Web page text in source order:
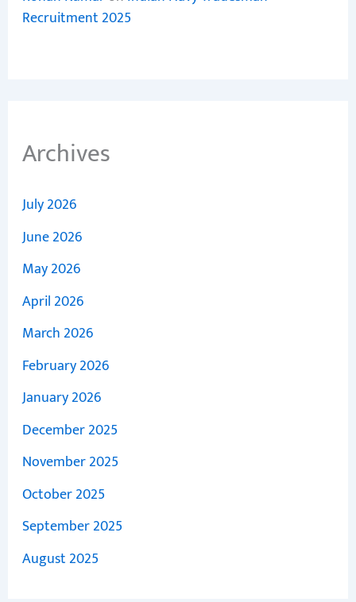
Recruitment 2025
Archives
July 2026
June 2026
May 2026
April 2026
March 2026
February 2026
January 2026
December 2025
November 2025
October 2025
September 2025
August 2025